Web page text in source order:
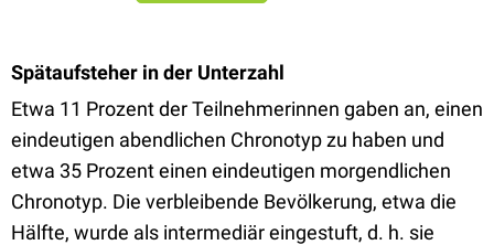
Spätaufsteher in der Unterzahl
Etwa 11 Prozent der Teilnehmerinnen gaben an, einen
eindeutigen abendlichen Chronotyp zu haben und
etwa 35 Prozent einen eindeutigen morgendlichen
Chronotyp. Die verbleibende Bevölkerung, etwa die
Hälfte, wurde als intermediär eingestuft, d. h. sie